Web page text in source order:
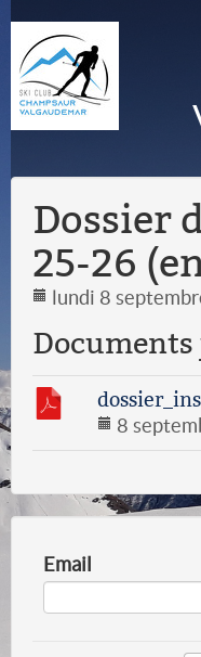
Accueil
Dossier
25-26
lundi 8
8
Email